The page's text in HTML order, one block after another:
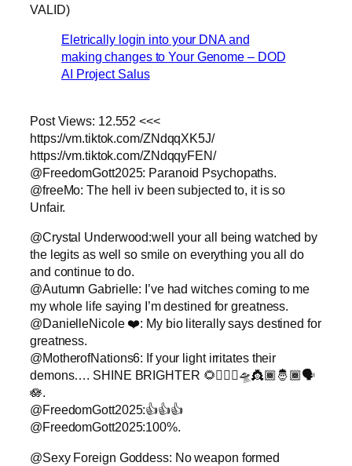
VALID)
Eletrically login into your DNA and
making changes to Your Genome – DOD
AI Project Salus
Post Views: 12.552 <<<
https://vm.tiktok.com/ZNdqqXK5J/
https://vm.tiktok.com/ZNdqqyFEN/
@FreedomGott2025: Paranoid Psychopaths.
@freeMo: The hell iv been subjected to, it is so
Unfair.
@Crystal Underwood:well your all being watched by
the legits as well so smile on everything you all do
and continue to do.
@Autumn Gabrielle: I’ve had witches coming to me
my whole life saying I’m destined for greatness.
@DanielleNicole ❤️: My bio literally says destined for
greatness.
@MotherofNations6: If your light irritates their
demons…. SHINE BRIGHTER 🌻🧚🏿‍♀️🛸👸🏾🤴🏾🗣️
🪷.
@FreedomGott2025:👍👍👍
@FreedomGott2025:100%.
@Sexy Foreign Goddess: No weapon formed